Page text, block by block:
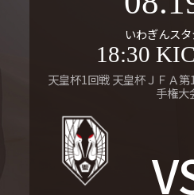
いわぎんス
18:30
天皇杯1回戦 天皇杯ＪＦＡ
手権大